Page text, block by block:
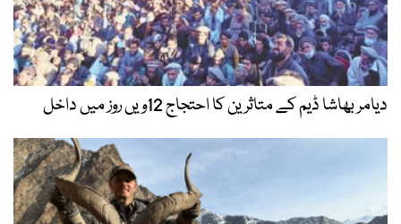
دیامر بھاشا ڈیم کے متاثرین کا احتجاج 12ویں روز میں داخل